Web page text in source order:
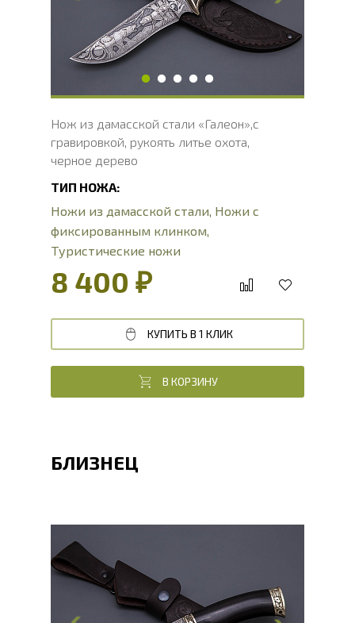
Ширина рукояти, мм
30
Длина рукояти, мм
126
Толщина рукояти, мм
22
Твердость клинка, HRC
60 - 62 HRC
Нож из дамасской стали «Галеон»,с
гравировкой, рукоять литье охота,
черное дерево
ТИП НОЖА:
Ножи из дамасской стали, Ножи с
фиксированным клинком,
Туристические ножи
8 400 ₽
КУПИТЬ В 1 КЛИК
В КОРЗИНУ
БЛИЗНЕЦ
Общая длина, мм
Длина клинка, мм
150
Ширина клинка, мм
35
Толщина обуха, мм
2